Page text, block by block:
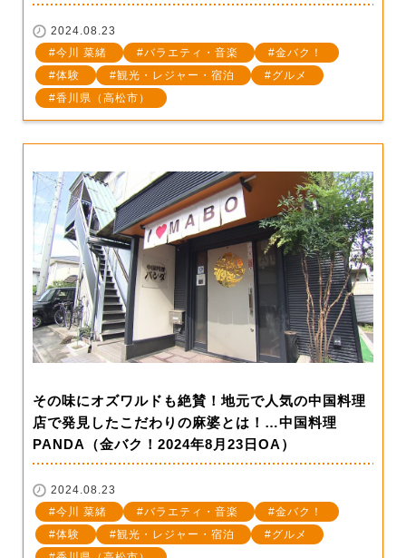
2024.08.23
今川 菜緒
バラエティ・音楽
金バク！
体験
観光・レジャー・宿泊
グルメ
香川県（高松市）
その味にオズワルドも絶賛！地元で人気の中国料理
店で発見したこだわりの麻婆とは！…中国料理
PANDA（金バク！2024年8月23日OA）
2024.08.23
今川 菜緒
バラエティ・音楽
金バク！
体験
観光・レジャー・宿泊
グルメ